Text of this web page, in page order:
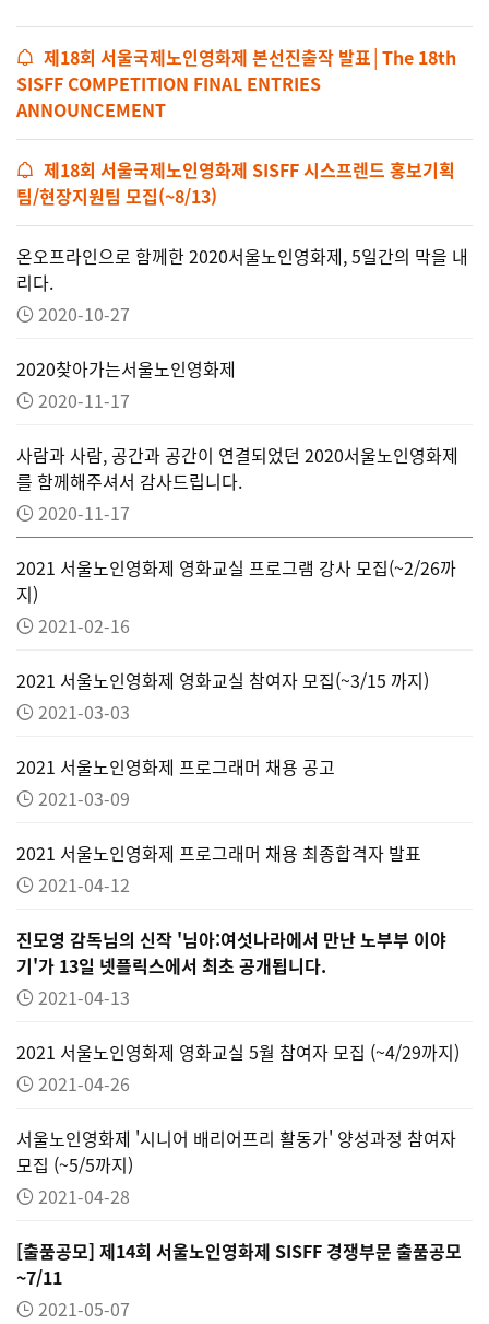
제18회 서울국제노인영화제 본선진출작 발표│The 18th
SISFF COMPETITION FINAL ENTRIES
ANNOUNCEMENT
제18회 서울국제노인영화제 SISFF 시스프렌드 홍보기획
팀/현장지원팀 모집(~8/13)
온오프라인으로 함께한 2020서울노인영화제, 5일간의 막을 내
리다.
2020-10-27
2020찾아가는서울노인영화제
2020-11-17
사람과 사람, 공간과 공간이 연결되었던 2020서울노인영화제
를 함께해주셔서 감사드립니다.
2020-11-17
2021 서울노인영화제 영화교실 프로그램 강사 모집(~2/26까
지)
2021-02-16
2021 서울노인영화제 영화교실 참여자 모집(~3/15 까지)
2021-03-03
2021 서울노인영화제 프로그래머 채용 공고
2021-03-09
2021 서울노인영화제 프로그래머 채용 최종합격자 발표
2021-04-12
진모영 감독님의 신작 '님아:여섯나라에서 만난 노부부 이야
기'가 13일 넷플릭스에서 최초 공개됩니다.
2021-04-13
2021 서울노인영화제 영화교실 5월 참여자 모집 (~4/29까지)
2021-04-26
서울노인영화제 '시니어 배리어프리 활동가' 양성과정 참여자
모집 (~5/5까지)
2021-04-28
[출품공모] 제14회 서울노인영화제 SISFF 경쟁부문 출품공모
~7/11
2021-05-07